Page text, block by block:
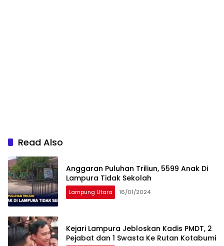
Read Also
Anggaran Puluhan Triliun, 5599 Anak Di
Lampura Tidak Sekolah
Lampung Utara 16/01/2024
Kejari Lampura Jebloskan Kadis PMDT, 2
Pejabat dan 1 Swasta Ke Rutan Kotabumi